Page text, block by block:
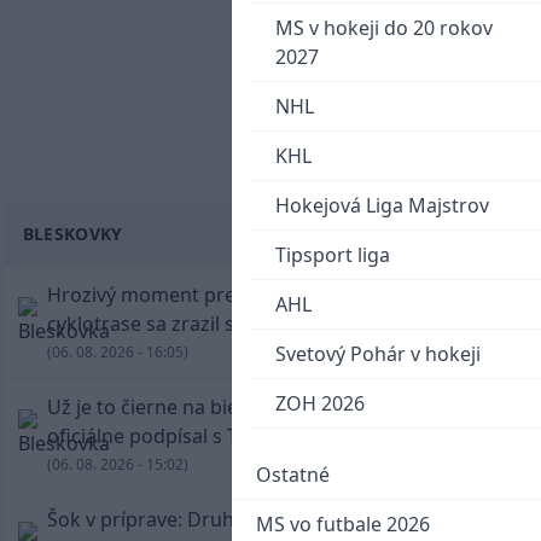
MS v hokeji do 20 rokov
2027
NHL
KHL
Hokejová Liga Majstrov
Tipsport liga
AHL
Svetový Pohár v hokeji
ZOH 2026
Ostatné
MS vo futbale 2026
BLESKOVKY
Hrozivý moment pre Zdena Cháru! Na
cyklotrase sa zrazil s bežcom
(06. 08. 2026 - 16:05)
Už je to čierne na bielom: Mohamed Salah
oficiálne podpísal s Trabzonsporom
(06. 08. 2026 - 15:02)
Šok v príprave: Druholigová Mallorca s